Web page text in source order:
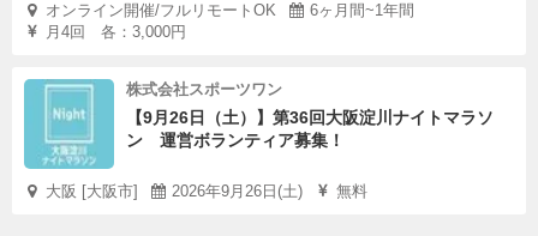
オンライン開催/フルリモートOK
6ヶ月間~1年間
月4回 各：3,000円
株式会社スポーツワン
【9月26日（土）】第36回大阪淀川ナイトマラソ
ン 運営ボランティア募集！
大阪 [大阪市] 2026年9月26日(土) 無料